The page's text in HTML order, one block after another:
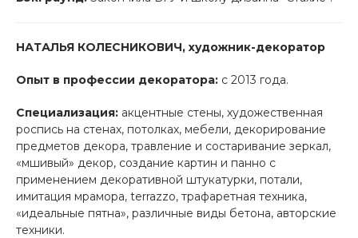
НАТАЛЬЯ КОЛЕСНИКОВИЧ, художник-декоратор
Опыт в профессии декоратора: с 2013 года.
Специализация: акцентные стены, художественная
роспись на стенах, потолках, мебели, декорирование
предметов декора, травление и состаривание зеркал,
«мшивый» декор, создание картин и панно с
применением декоративной штукатурки, потали,
имитация мрамора, terrazzo, трафаретная техника,
«идеальные пятна», различные виды бетона, авторские
техники.